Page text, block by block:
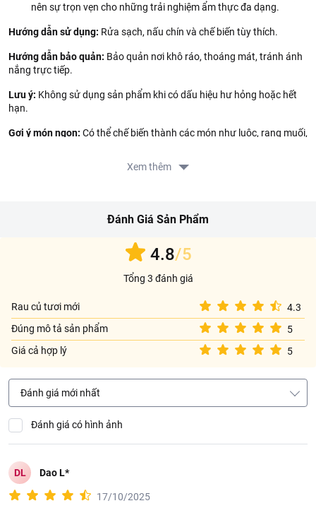
nên sự trọn vẹn cho những trải nghiệm ẩm thực đa dạng.
Hướng dẫn sử dụng: Rửa sạch, nấu chín và chế biến tùy thích.
Hướng dẫn bảo quản: Bảo quản nơi khô ráo, thoáng mát, tránh ánh
nắng trực tiếp.
Lưu ý: Không sử dụng sản phẩm khi có dấu hiệu hư hỏng hoặc hết
hạn.
Gợi ý món ngon: Có thể chế biến thành các món như luộc, rang muối,
Huyện Đức Trọng, Tỉnh Lâm Đồng, Việt Nam
Xem thêm
Đánh Giá Sản Phẩm
4.8/5
Tổng 3 đánh giá
Rau củ tươi mới
4.3
Đúng mô tả sản phẩm
5
Giá cả hợp lý
5
Đánh giá mới nhất
Đánh giá có hình ảnh
DL Dao L*
17/10/2025